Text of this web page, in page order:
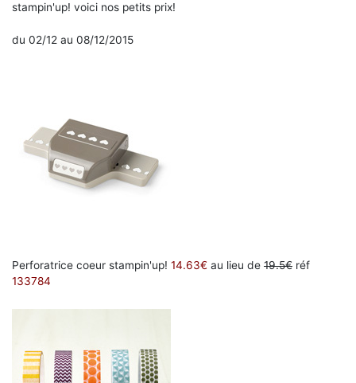
stampin'up! voici nos petits prix!
du 02/12 au 08/12/2015
Perforatrice coeur stampin'up! 14.63€ au lieu de 19.5€ réf
133784